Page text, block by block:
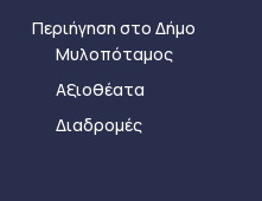
Περιήγηση στο Δήμο
Μυλοπόταμος
Αξιοθέατα
Διαδρομές